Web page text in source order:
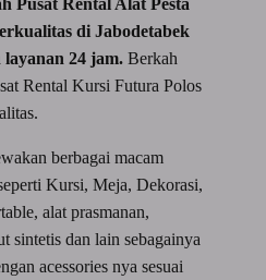
di Jabodetabek
layanan 24 jam.Berkah
Rental Kursi Futura Polos
berbagai macam
Kursi, Meja, Dekorasi,
alat prasmanan,
sintetis dan lain sebagainya
acessories nya sesuai